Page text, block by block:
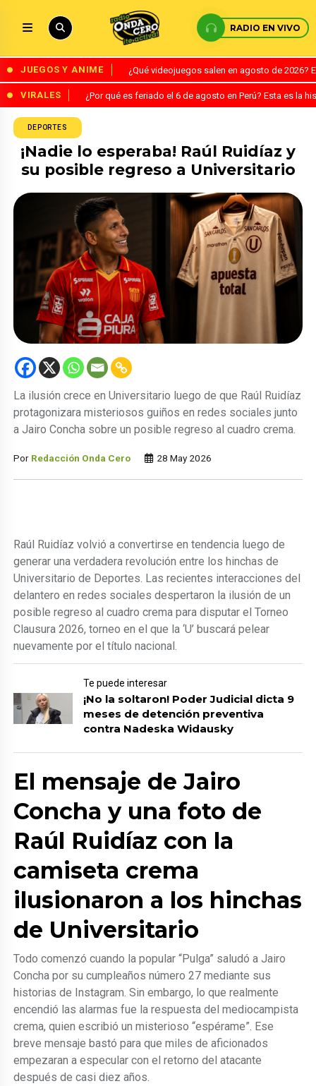
RADIO EN VIVO
JUEGOS Y ANIME ¿Qué videojuegos salen en agosto de
VIRALES ¿Por qué es feriado el 6 de agosto en Perú? Esta es la
DEPORTES
¡Nadie lo esperaba! Raúl Ruidíaz y
su posible regreso a Universitario
La ilusión crece en Universitario luego de que Raúl Ruidíaz
protagonizara misteriosos guiños en redes sociales junto
a Jairo Concha sobre un posible regreso al cuadro crema.
Por Redacción Onda Cero 28 May 2026
Raúl Ruidíaz volvió a convertirse en tendencia luego de
generar una verdadera revolución entre los hinchas de
Universitario de Deportes. Las recientes interacciones del
delantero en redes sociales despertaron la ilusión de un
posible regreso al cuadro crema para disputar el Torneo
Clausura 2026, torneo en el que la ‘U’ buscará pelear
nuevamente por el título nacional.
Te puede interesar
¡No la soltaron! Poder Judicial dicta 9
meses de detención preventiva
contra Nadeska Widausky
El mensaje de Jairo
Concha y una foto de
Raúl Ruidíaz con la
camiseta crema
ilusionaron a los hinchas
de Universitario
Todo comenzó cuando la popular “Pulga” saludó a Jairo
Concha por su cumpleaños número 27 mediante sus
historias de Instagram. Sin embargo, lo que realmente
encendió las alarmas fue la respuesta del mediocampista
crema, quien escribió un misterioso “espérame”. Ese
breve mensaje bastó para que miles de aficionados
empezaran a especular con el retorno del atacante
después de casi diez años.